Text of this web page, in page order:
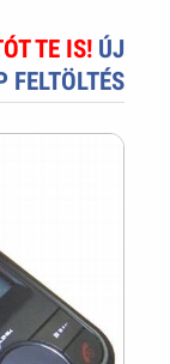
TE IS! ÚJ
FELTÖLTÉS